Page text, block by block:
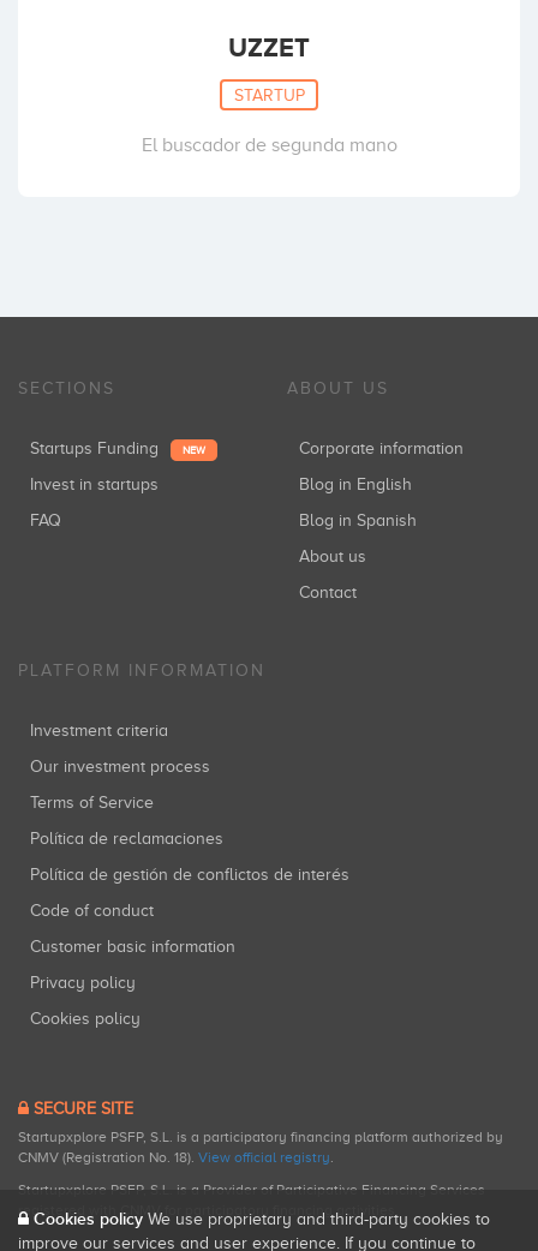
UZZET
STARTUP
El buscador de segunda mano
SECTIONS
Startups Funding NEW
Invest in startups
FAQ
ABOUT US
Corporate information
Blog in English
Blog in Spanish
About us
Contact
PLATFORM INFORMATION
Investment criteria
Our investment process
Terms of Service
Política de reclamaciones
Política de gestión de conflictos de interés
Code of conduct
Customer basic information
Privacy policy
Cookies policy
SECURE SITE
Startupxplore PSFP, S.L. is a participatory financing platform authorized by
CNMV (Registration No. 18). View official registry.
Startupxplore PSFP, S.L. is a Provider of Participative Financing Services
registered with CNMV for participatory financing activities.
Cookies policy We use proprietary and third-party cookies to
improve our services and user experience. If you continue to